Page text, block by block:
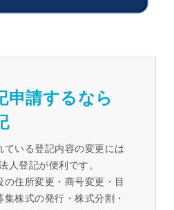
申請するなら
ている登記内容の変更には
人登記が便利です。
住所変更・商号変更・目
株式の発行・株式分割・